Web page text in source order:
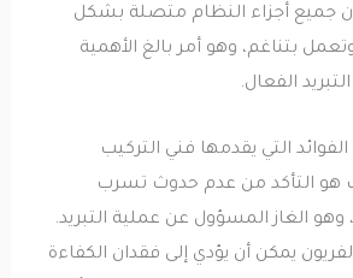
أجزاء النظام متصلة بشكل
وهو أمر بالغ الأهمية
الفعال.
التي يقدمها فني التركيب
التأكد من عدم حدوث تسرب
الغاز المسؤول عن عملية التبريد.
يمكن أن يؤدي إلى فقدان الكفاءة